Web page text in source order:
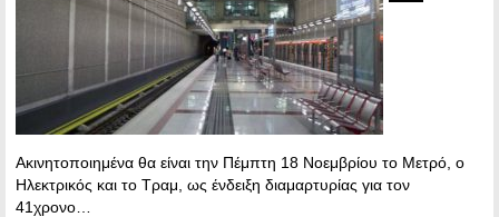
Ακινητοποιημένα θα είναι την Πέμπτη 18 Νοεμβρίου το Μετρό, ο
Ηλεκτρικός και το Τραμ, ως ένδειξη διαμαρτυρίας για τον
41χρονο…